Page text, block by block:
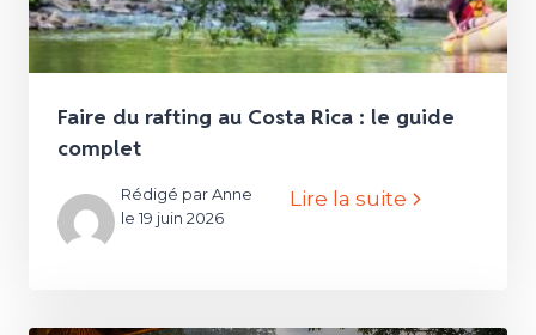
Faire du rafting au Costa Rica : le guide
complet
Rédigé par Anne
le 19 juin 2026
Lire la suite